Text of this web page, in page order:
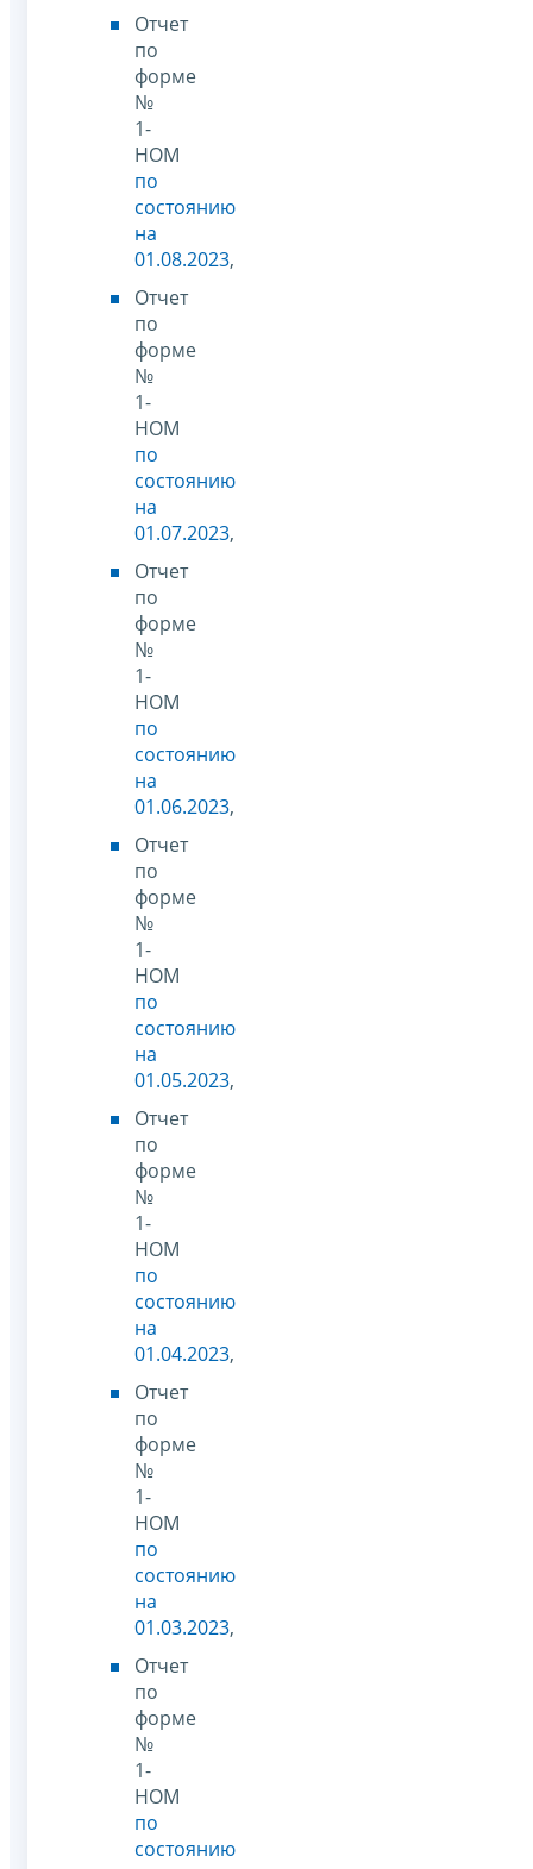
Отчет
по
форме
№
1-
НОМ
по
состоянию
на
01.08.2023,
Отчет
по
форме
№
1-
НОМ
по
состоянию
на
01.07.2023,
Отчет
по
форме
№
1-
НОМ
по
состоянию
на
01.06.2023,
Отчет
по
форме
№
1-
НОМ
по
состоянию
на
01.05.2023,
Отчет
по
форме
№
1-
НОМ
по
состоянию
на
01.04.2023,
Отчет
по
форме
№
1-
НОМ
по
состоянию
на
01.03.2023,
Отчет
по
форме
№
1-
НОМ
по
состоянию